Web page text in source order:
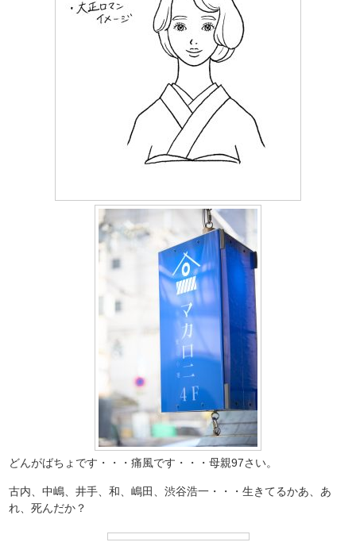
どんがばちょです・・・痛風です・・・母親97さい。
古内、中嶋、井手、和、嶋田、渋谷浩一・・・生きてるかあ、あ
れ、死んだか？